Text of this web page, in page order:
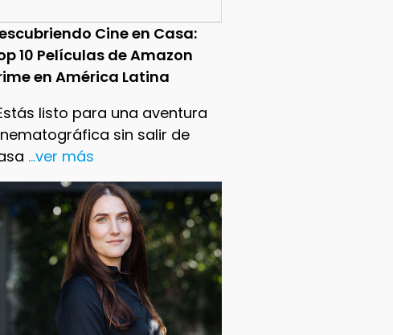
Cine en Casa:
10 Películas de Amazon
en América Latina
listo para una aventura
sin salir de
...ver más